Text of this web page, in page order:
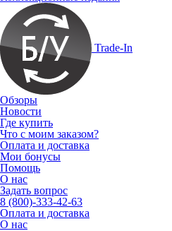
Trade-In
Обзоры
Новости
Где купить
Что с моим заказом?
Оплата и доставка
Мои бонусы
Помощь
О нас
Задать вопрос
8 (800)-333-42-63
Оплата и доставка
О нас